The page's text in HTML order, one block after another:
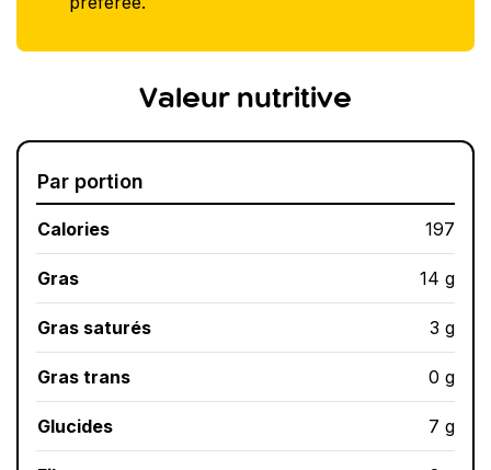
Valeur nutritive
Par portion
Calories 197
Gras 14 g
Gras saturés 3 g
Gras trans 0 g
Glucides 7 g